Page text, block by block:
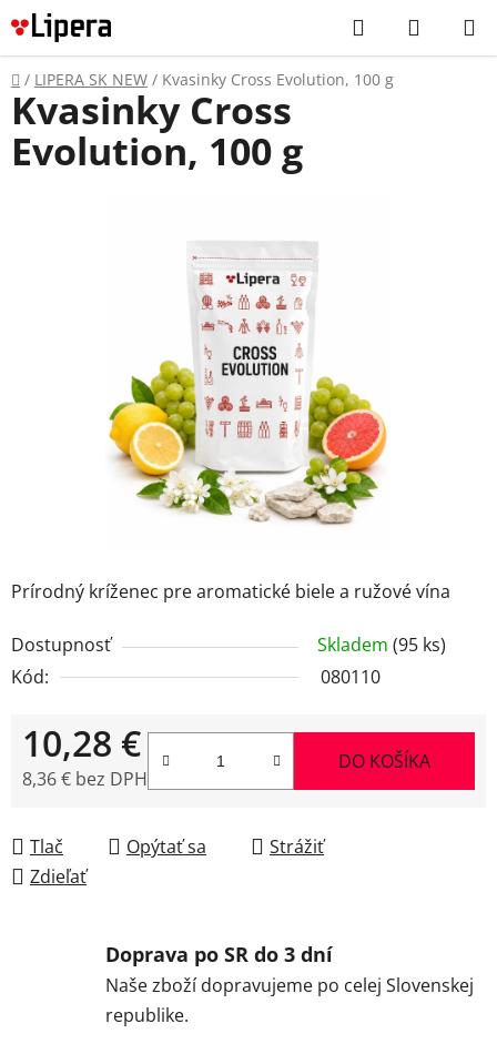
Prejsť
na
obsah
Hľadať
KOŠÍK
Domov
/ LIPERA SK NEW / Kvasinky Cross Evolution, 100 g
Prírodný kríženec pre aromatické biele a ružové vína
Dostupnosť Skladem (95 ks)
Kód:
080110
10,28 €
8,36 € bez DPH
DO KOŠÍKA
Tlač Opýtať sa
Strážiť
Zdieľať
Kvasinky Cross
Evolution, 100 g
Doprava po SR do 3 dní
Naše zboží dopravujeme po celej Slovenskej
republike.